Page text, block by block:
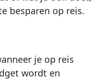
besparen op reis.
je op reis
wordt en